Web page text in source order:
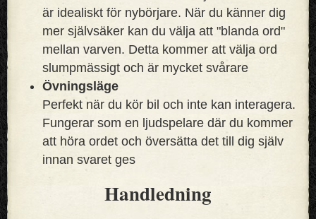
är idealiskt för nybörjare. När du känner dig
mer självsäker kan du välja att "blanda ord"
mellan varven. Detta kommer att välja ord
slumpmässigt och är mycket svårare
Övningsläge
Perfekt när du kör bil och inte kan interagera.
Fungerar som en ljudspelare där du kommer
att höra ordet och översätta det till dig själv
innan svaret ges
Handledning